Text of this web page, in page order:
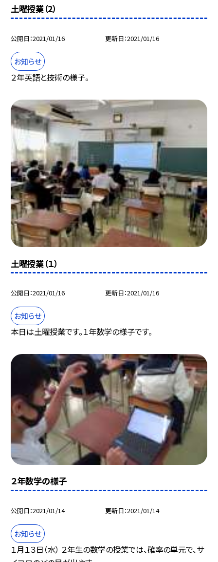
土曜授業（2）
公開日 2021/01/16 更新日 2021/01/16
お知らせ
２年英語と技術の様子。
土曜授業（１）
公開日 2021/01/16 更新日 2021/01/16
お知らせ
本日は土曜授業です。１年数学の様子です。
２年数学の様子
公開日 2021/01/14 更新日 2021/01/14
お知らせ
１月１３日（水） ２年生の数学の授業では、確率の単元で、サ